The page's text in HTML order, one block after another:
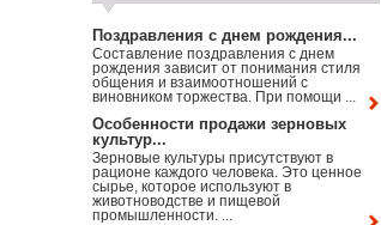
Поздравления с днем рождения...
Составление поздравления с днем
рождения зависит от понимания стиля
общения и взаимоотношений с
виновником торжества. При помощи ...
Особенности продажи зерновых
культур...
Зерновые культуры присутствуют в
рационе каждого человека. Это ценное
сырье, которое используют в
животноводстве и пищевой
промышленности. ...